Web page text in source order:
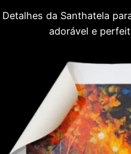
Detalhes da Santhatela
adorável e